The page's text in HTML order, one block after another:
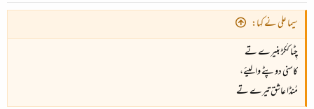
د
ا
سیما علی نے کہا:
چِٹّا کُکڑ بنیرے تے
کاسنی دوپٹے والیئے،
مُنڈا عاشق تیرے تے